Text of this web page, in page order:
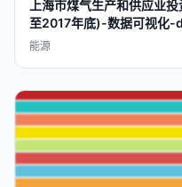
上海市煤气生产和供应业投
至2017年底)-数据可视化-
能源